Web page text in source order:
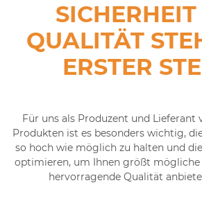
QUALITÄT
ERSTER
Für uns als Produzent und Lieferant
Produkten ist es besonders wichtig,
so hoch wie möglich zu halten und
optimieren, um Ihnen größt mögliche
hervorragende Qualität